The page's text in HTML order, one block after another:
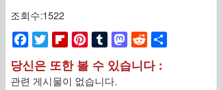
조회수:1522
F
a
c
T
wi
tt
Fl
ip
b
Pi
nt
er
T
u
m
M
a
st
R
e
d
당신은 또한 볼 수 있습니다 :
관련 게시물이 없습니다.